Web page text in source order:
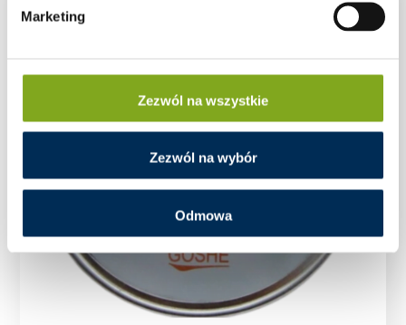
Marketing
Zezwól na wszystkie
Zezwól na wybór
Odmowa